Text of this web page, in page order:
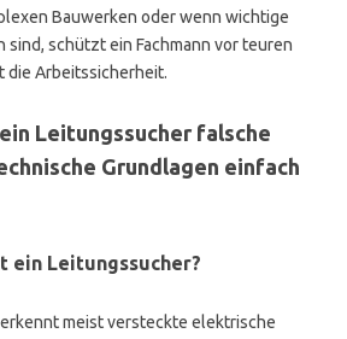
Bauwerken oder wenn wichtige
schützt ein Fachmann vor teuren
die Arbeitssicherheit.
Leitungssucher falsche
Grundlagen einfach
ein Leitungssucher?
meist versteckte elektrische